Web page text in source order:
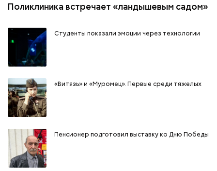
Поликлиника встречает «ландышевым садом»
Студенты показали эмоции через технологии
«Витязь» и «Муромец». Первые среди тяжелых
Пенсионер подготовил выставку ко Дню Победы